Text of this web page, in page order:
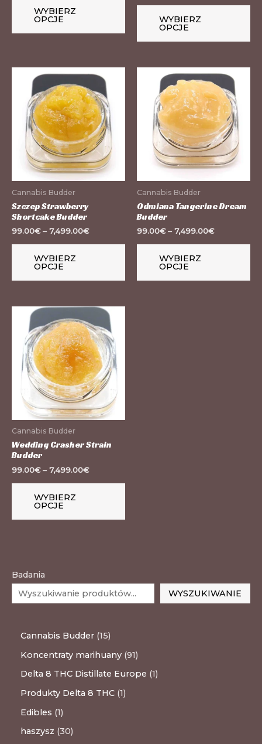
Badania
WYSZUKIWANIE
Cannabis Budder 15
Koncentraty marihuany 91
Delta 8 THC Distillate Europe 1
Produkty Delta 8 THC 1
Edibles 1
haszysz 30
WYBIERZ
OPCJE WYBIERZ
OPCJE
Cannabis Budder
Szczep Strawberry
Shortcake Budder
99.00€– 7,499.00€
WYBIERZ
OPCJE
produkt
wariantów.
stronie
produktu
Cannabis Budder
Odmiana Tangerine Dream
Budder
99.00€– 7,499.00€
WYBIERZ
OPCJE
Cannabis Budder
Wedding Crasher Strain
Budder
99.00€– 7,499.00€
WYBIERZ
OPCJE